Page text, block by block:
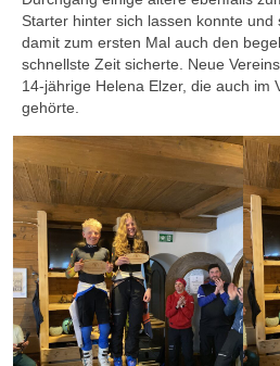
Starter hinter sich lassen konnte und
damit zum ersten Mal auch den
schnellste Zeit sicherte. Neue
14-jährige Helena Elzer, die auch im
gehörte.